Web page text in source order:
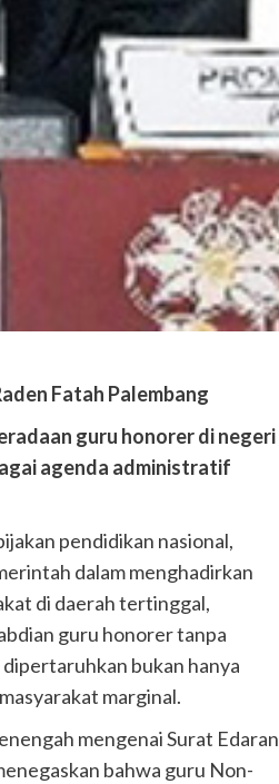
Fatah Palembang
guru honorer di negeri
agenda administratif
pendidikan nasional,
dalam menghadirkan
di daerah tertinggal,
guru honorer tanpa
bukan hanya
marginal.
mengenai Surat Edaran
bahwa guru Non-